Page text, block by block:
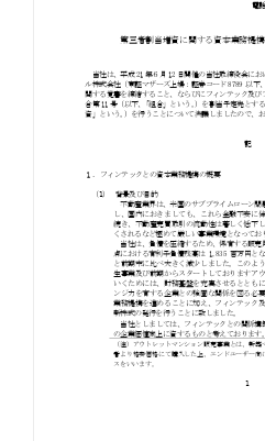
お問い合わせ
サイトマップ